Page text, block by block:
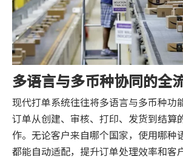
多语言与多币种协同的全
现代打单系统往往将多语言与多币种功
订单从创建、审核、打印、发货到结算
作。无论客户来自哪个国家，使用哪种
都能自动适配，提升订单处理效率和客